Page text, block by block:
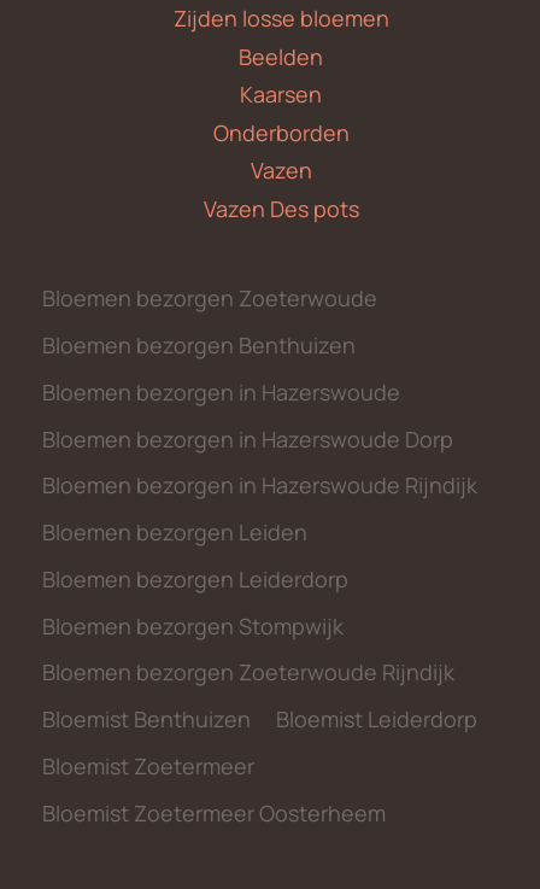
Zijden losse bloemen
Beelden
Kaarsen
Onderborden
Vazen
Vazen Des pots
Bloemen bezorgen Zoeterwoude
Bloemen bezorgen Benthuizen
Bloemen bezorgen in Hazerswoude
Bloemen bezorgen in Hazerswoude Dorp
Bloemen bezorgen in Hazerswoude Rijndijk
Bloemen bezorgen Leiden
Bloemen bezorgen Leiderdorp
Bloemen bezorgen Stompwijk
Bloemen bezorgen Zoeterwoude Rijndijk
Bloemist Benthuizen
Bloemist Leiderdorp
Bloemist Zoetermeer
Bloemist Zoetermeer Oosterheem